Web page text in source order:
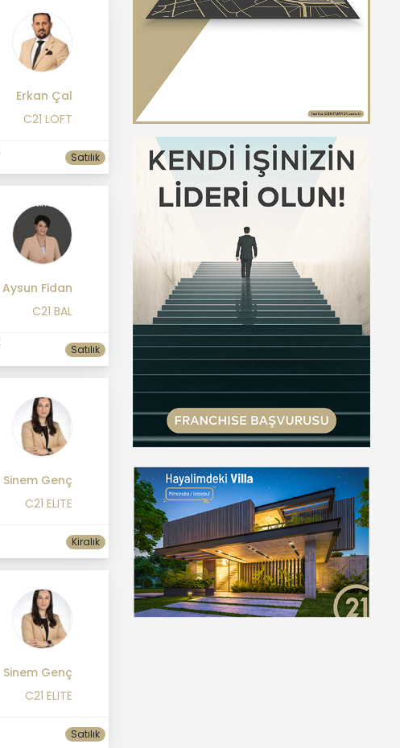
Erkan Çal
C21 LOFT
Satılık
Aysun Fidan
C21 BAL
Satılık
Sinem Genç
C21 ELITE
Kiralık
Sinem Genç
C21 ELITE
Satılık